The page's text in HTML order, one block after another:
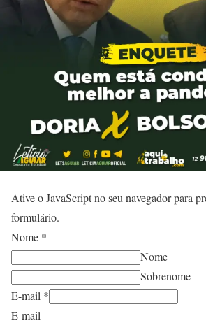
Ative o JavaScript no seu navegador para
formulário.
Nome *
Nome
Sobrenome
E-mail *
E-mail